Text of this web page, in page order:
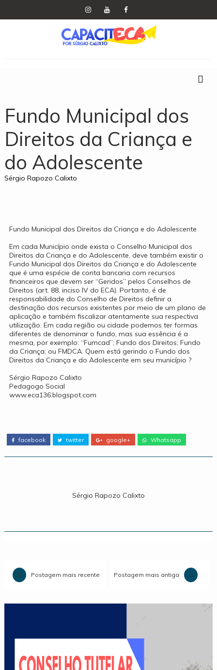
Fundo Municipal dos
Direitos da Criança e
do Adolescente
Sérgio Rapozo Calixto
Fundo Municipal dos Direitos da Criança e do Adolescente
Em cada Município onde exista o Conselho Municipal dos
Direitos da Criança e do Adolescente, deve também existir o
Fundo Municipal dos Direitos da Criança e do Adolescente
que é uma espécie de conta bancaria com recursos
financeiros que devem ser “Geridos” pelos Conselhos de
Direitos (art. 88, inciso IV do ECA). Portanto, é de
responsabilidade do Conselho de Direitos definir a
destinação dos recursos existentes por meio de um plano de
aplicação e também fiscalizar atentamente sua respectiva
utilização. Em cada região ou cidade podemos ter formas
diferentes de denominar o fundo, mas sua essência é a
mesma, por exemplo: “Fumcad”; Fundo dos Direitos; Fundo
da Criança; ou FMDCA. Quem está gerindo o Fundo dos
Direitos da Criança e do Adolescente em seu município ?
Sérgio Rapozo Calixto
Pedagogo Social
www.eca136.blogspot.com
facebook twitter google+ Whatsapp
Sérgio Rapozo Calixto
Postagem mais recente Postagem mais antiga